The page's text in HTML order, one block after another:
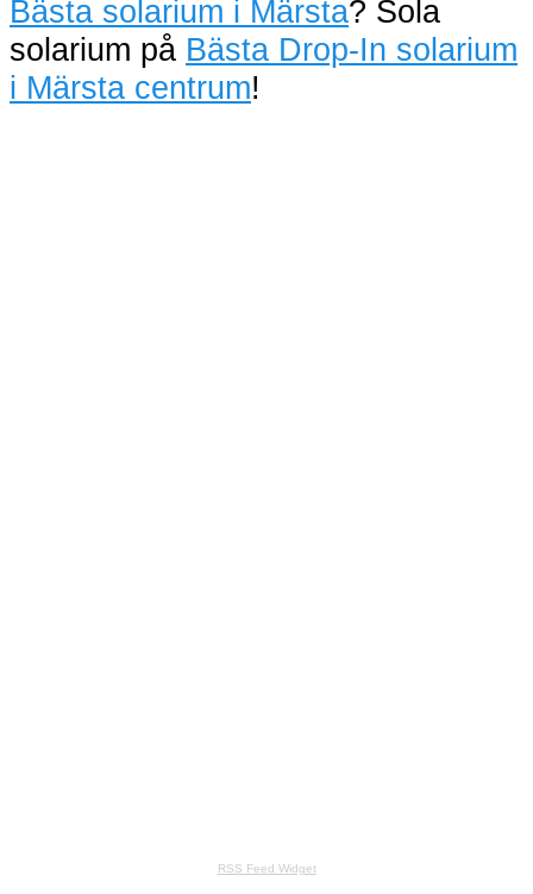
Bästa solarium i Märsta? Sola
solarium på Bästa Drop-In solarium
i Märsta centrum!
RSS Feed Widget